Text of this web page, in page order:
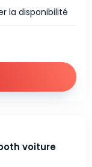
la disponibilité
voiture